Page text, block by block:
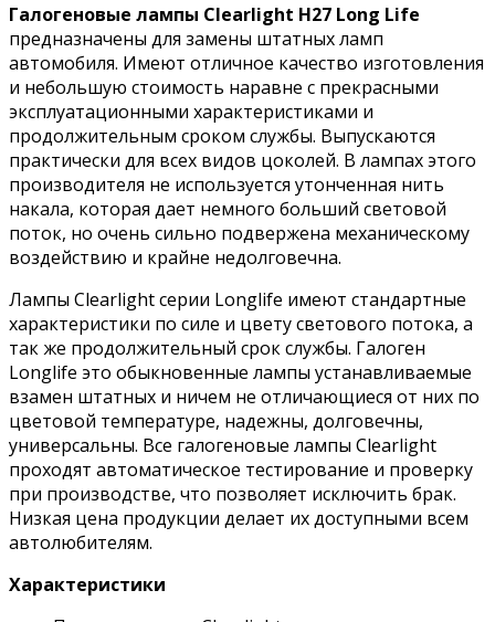
Галогеновые лампы Clearlight H27 Long Life
предназначены для замены штатных ламп
автомобиля. Имеют отличное качество изготовления
и небольшую стоимость наравне с прекрасными
эксплуатационными характеристиками и
продолжительным сроком службы. Выпускаются
практически для всех видов цоколей. В лампах этого
производителя не используется утонченная нить
накала, которая дает немного больший световой
поток, но очень сильно подвержена механическому
воздействию и крайне недолговечна.
Лампы Clearlight серии Longlife имеют стандартные
характеристики по силе и цвету светового потока, а
так же продолжительный срок службы. Галоген
Longlife это обыкновенные лампы устанавливаемые
взамен штатных и ничем не отличающиеся от них по
цветовой температуре, надежны, долговечны,
универсальны. Все галогеновые лампы Clearlight
проходят автоматическое тестирование и проверку
при производстве, что позволяет исключить брак.
Низкая цена продукции делает их доступными всем
автолюбителям.
Характеристики